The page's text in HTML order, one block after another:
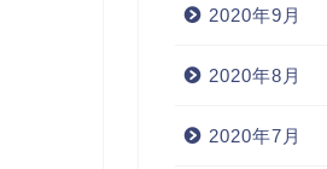
2020年9月
2020年8月
2020年7月